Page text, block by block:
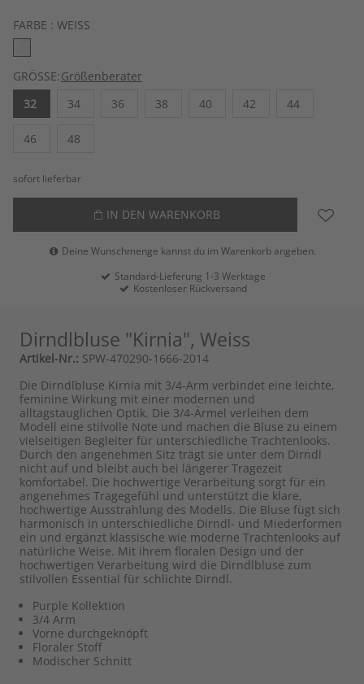
FARBE : WEISS
GRÖSSE:Größenberater
32
34 36 38 40 42 44
46 48
sofort lieferbar
IN DEN WARENKORB
Deine Wunschmenge kannst du im Warenkorb angeben.
Standard-Lieferung 1-3 Werktage
Kostenloser Rückversand
Dirndlbluse "Kirnia", Weiss
Artikel-Nr.: SPW-470290-1666-2014
Die Dirndlbluse Kirnia mit 3/4-Arm verbindet eine leichte,
feminine Wirkung mit einer modernen und
alltagstauglichen Optik. Die 3/4-Ärmel verleihen dem
Modell eine stilvolle Note und machen die Bluse zu einem
vielseitigen Begleiter für unterschiedliche Trachtenlooks.
Durch den angenehmen Sitz trägt sie unter dem Dirndl
nicht auf und bleibt auch bei längerer Tragezeit
komfortabel. Die hochwertige Verarbeitung sorgt für ein
angenehmes Tragegefühl und unterstützt die klare,
hochwertige Ausstrahlung des Modells. Die Bluse fügt sich
harmonisch in unterschiedliche Dirndl- und Miederformen
ein und ergänzt klassische wie moderne Trachtenlooks auf
natürliche Weise. Mit ihrem floralen Design und der
hochwertigen Verarbeitung wird die Dirndlbluse zum
stilvollen Essential für schlichte Dirndl.
Purple Kollektion
3/4 Arm
Vorne durchgeknöpft
Floraler Stoff
Modischer Schnitt